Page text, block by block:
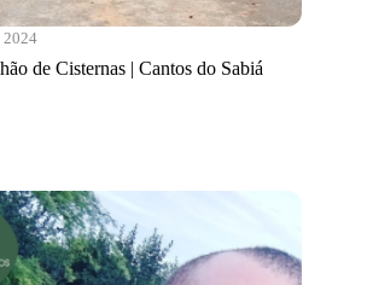
2024
de Cisternas | Cantos do Sabiá